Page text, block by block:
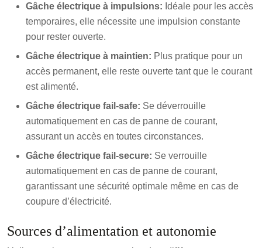
Gâche électrique à impulsions: Idéale pour les accès
temporaires, elle nécessite une impulsion constante
pour rester ouverte.
Gâche électrique à maintien: Plus pratique pour un
accès permanent, elle reste ouverte tant que le courant
est alimenté.
Gâche électrique fail-safe: Se déverrouille
automatiquement en cas de panne de courant,
assurant un accès en toutes circonstances.
Gâche électrique fail-secure: Se verrouille
automatiquement en cas de panne de courant,
garantissant une sécurité optimale même en cas de
coupure d’électricité.
Sources d’alimentation et autonomie